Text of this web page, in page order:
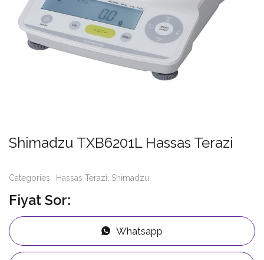
Shimadzu TXB6201L Hassas Terazi
Categories: Hassas Terazi Shimadzu
Fiyat Sor:
Whatsapp